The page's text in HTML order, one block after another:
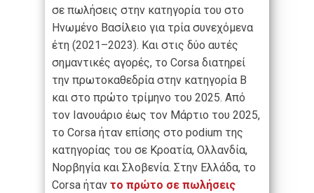
σε πωλήσεις στην κατηγορία του στο
Ηνωμένο Βασίλειο για τρία συνεχόμενα
έτη (2021–2023). Και στις δύο αυτές
σημαντικές αγορές, το Corsa διατηρεί
την πρωτοκαθεδρία στην κατηγορία Β
και στο πρώτο τρίμηνο του 2025. Από
τον Ιανουάριο έως τον Μάρτιο του 2025,
το Corsa ήταν επίσης στο podium της
κατηγορίας του σε Κροατία, Ολλανδία,
Νορβηγία και Σλοβενία. Στην Ελλάδα, το
Corsa ήταν το πρώτο σε πωλήσεις